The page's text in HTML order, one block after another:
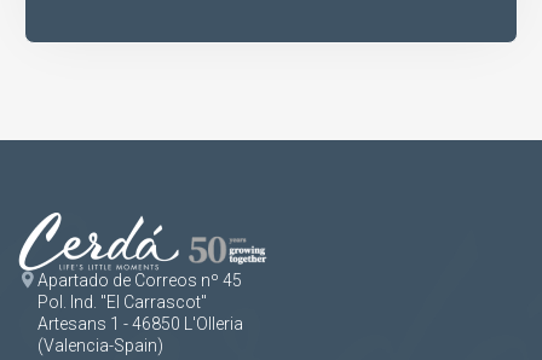
Apartado de Correos nº 45
Pol. Ind. "El Carrascot"
Artesans 1 - 46850 L'Olleria
(Valencia-Spain)